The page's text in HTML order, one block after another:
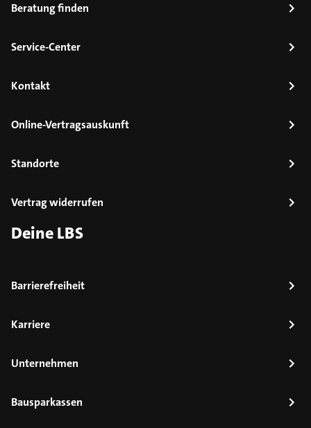
Beratung finden
Service-Center
Kontakt
Online-Vertragsauskunft
Standorte
Vertrag widerrufen
Deine LBS
Barrierefreiheit
Karriere
Unternehmen
Bausparkassen